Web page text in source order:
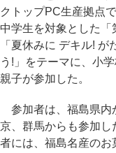
クトップPC生産拠点
中学生を対象とした「
「夏休みに デキル!
う!」をテーマに、小
親子が参加した。
参加者は、福島県内
京、群馬からも参加
者には、福島名産の